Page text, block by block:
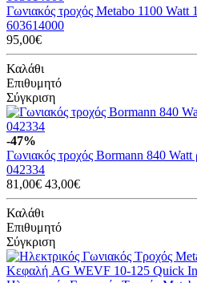
Γωνιακός τροχός Metabo 1100 Watt
603614000
95,00€
Καλάθι
Επιθυμητό
Σύγκριση
-47%
Γωνιακός τροχός Bormann 840
042334
81,00€ 43,00€
Καλάθι
Επιθυμητό
Σύγκριση